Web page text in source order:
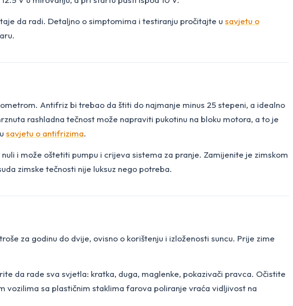
da radi. Detaljno o simptomima i testiranju pročitajte u savjetu o
Antifriz bi trebao da štiti do najmanje minus 25 stepeni, a idealno
rashladna tečnost može napraviti pukotinu na bloku motora, a to je
savjetu o antifrizima.
i može oštetiti pumpu i crijeva sistema za pranje. Zamijenite je zimskom
zimske tečnosti nije luksuz nego potreba.
za godinu do dvije, ovisno o korištenju i izloženosti suncu. Prije zime
da rade sva svjetla: kratka, duga, maglenke, pokazivači pravca. Očistite
vozilima sa plastičnim staklima farova poliranje vraća vidljivost na